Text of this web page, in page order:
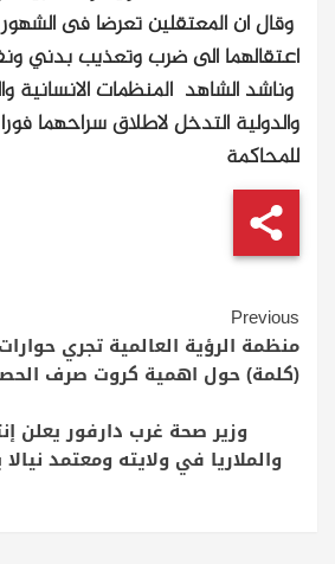
وقال ان المعتقلين تعرضا فى
اعتقالهما الى ضرب وتعذيب بدني
وناشد الشاهد المنظمات الانسانية
والدولية التدخل لاطلاق سراحهما
للمحاكمة
Continue
Reading
Previous
منظمة الرؤية العالمية تجري
(كلمة) حول اهمية كروت صرف
وزير صحة غرب دارفور يعلن
والملاريا في ولايته ومعتمد